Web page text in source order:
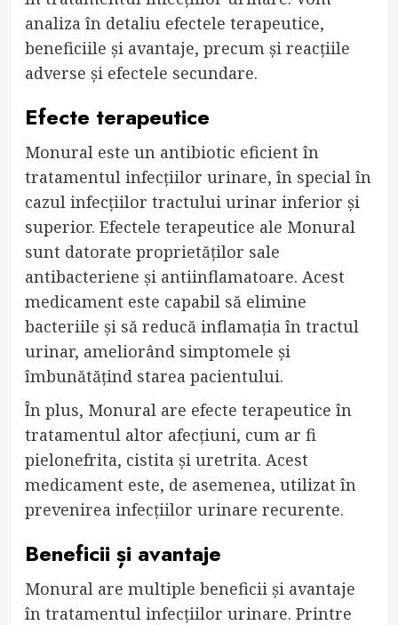
analiza în detaliu efectele terapeutice,
beneficiile și avantaje, precum și reacțiile
adverse și efectele secundare.
Efecte terapeutice
Monural este un antibiotic eficient în
tratamentul infecțiilor urinare, în special în
cazul infecțiilor tractului urinar inferior și
superior. Efectele terapeutice ale Monural
sunt datorate proprietăților sale
antibacteriene și antiinflamatoare. Acest
medicament este capabil să elimine
bacteriile și să reducă inflamația în tractul
urinar, ameliorând simptomele și
îmbunătățind starea pacientului.
În plus, Monural are efecte terapeutice în
tratamentul altor afecțiuni, cum ar fi
pielonefrita, cistita și uretrita. Acest
medicament este, de asemenea, utilizat în
prevenirea infecțiilor urinare recurente.
Beneficii și avantaje
Monural are multiple beneficii și avantaje
în tratamentul infecțiilor urinare. Printre